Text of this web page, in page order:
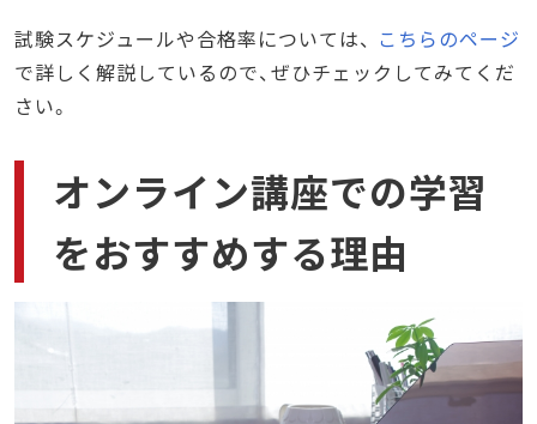
試験スケジュールや合格率については、 こちらのページ
で詳しく解説しているので、ぜひチェックしてみてくだ
さい。
オンライン講座での学習
をおすすめする理由